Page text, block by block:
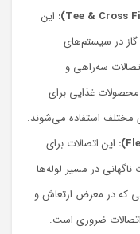
این
گاز در سیستم‌های
سه‌راهی و
غذایی برای
مختلف استفاده می‌شوند.
این اتصالات برای
در مسیر لوله‌ها
که در معرض ارتعاش و
اتصالات ضروری است.